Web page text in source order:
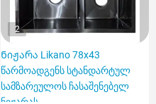
2
Ნიჟარა Likano 78x43
წარმოადგენს სტანდარტულ
სამზარეულოს ჩასაშენებელ